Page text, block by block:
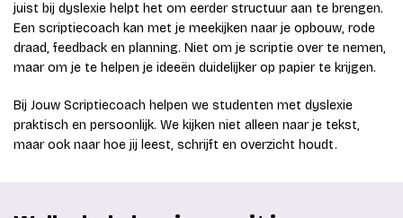
juist bij dyslexie helpt het om eerder structuur aan te brengen.
Een scriptiecoach kan met je meekijken naar je opbouw, rode
draad, feedback en planning. Niet om je scriptie over te nemen,
maar om je te helpen je ideeën duidelijker op papier te krijgen.
Bij Jouw Scriptiecoach helpen we studenten met dyslexie
praktisch en persoonlijk. We kijken niet alleen naar je tekst,
maar ook naar hoe jij leest, schrijft en overzicht houdt.